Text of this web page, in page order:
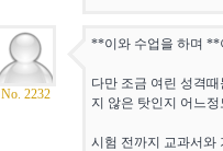
No. 2232
**이와 수업을 하며 **
다만 조금 여린 성격
지 않은 탓인지 어느
시험 전까지 교과서와